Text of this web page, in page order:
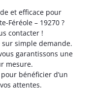
et efficace pour
Féréole – 19270 ?
contacter !
simple demande.
garantissons une
mesure.
bénéficier d’un
attentes.